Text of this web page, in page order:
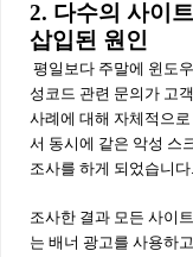
2. 다수의 사이
삽입된 원인
평일보다 주말에 윈도
성코드 관련 문의가 고
사례에 대해 자체적으
서 동시에 같은 악성 스
조사를 하게 되었습니다.
조사한 결과 모든 사이
는 배너 광고를 사용하